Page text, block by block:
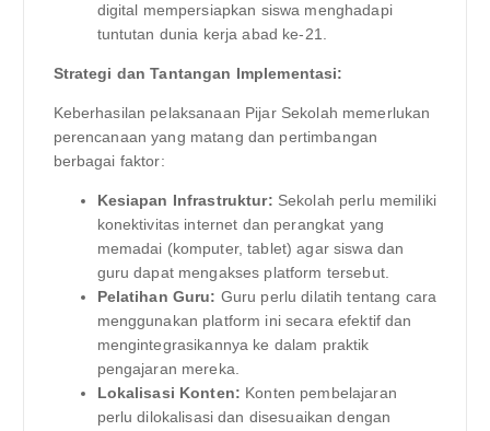
digital mempersiapkan siswa menghadapi
tuntutan dunia kerja abad ke-21.
Strategi dan Tantangan Implementasi:
Keberhasilan pelaksanaan Pijar Sekolah memerlukan
perencanaan yang matang dan pertimbangan
berbagai faktor:
Kesiapan Infrastruktur: Sekolah perlu memiliki
konektivitas internet dan perangkat yang
memadai (komputer, tablet) agar siswa dan
guru dapat mengakses platform tersebut.
Pelatihan Guru: Guru perlu dilatih tentang cara
menggunakan platform ini secara efektif dan
mengintegrasikannya ke dalam praktik
pengajaran mereka.
Lokalisasi Konten: Konten pembelajaran
perlu dilokalisasi dan disesuaikan dengan